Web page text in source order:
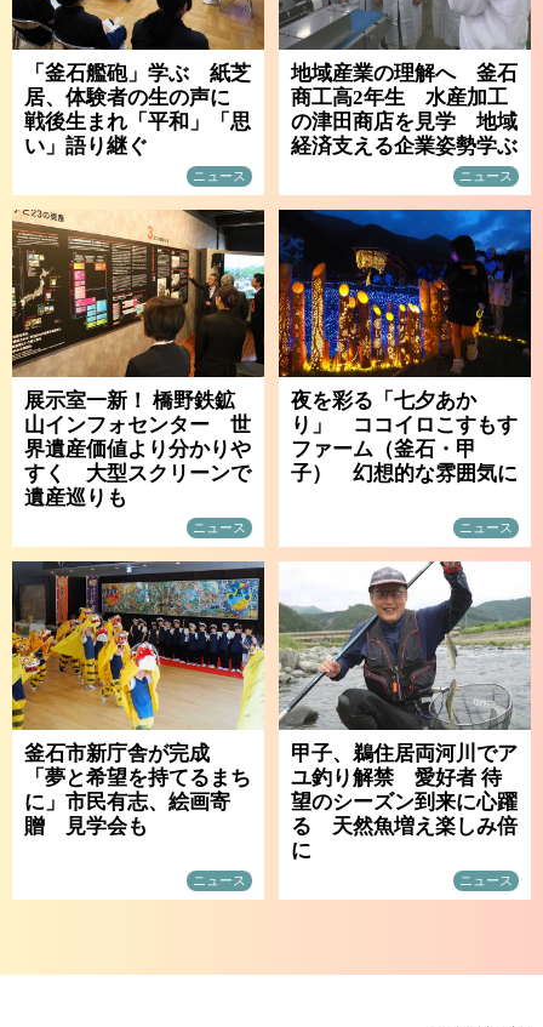
「釜石艦砲」学ぶ 紙芝
居、体験者の生の声に
戦後生まれ「平和」「思
い」語り継ぐ
ニュース
地域産業の理解へ 釜石
商工高2年生 水産加工
の津田商店を見学 地域
経済支える企業姿勢学ぶ
ニュース
展示室一新！ 橋野鉄鉱
山インフォセンター 世
界遺産価値より分かりや
すく 大型スクリーンで
遺産巡りも
ニュース
夜を彩る「七夕あか
り」 ココイロこすもす
ファーム（釜石・甲
子） 幻想的な雰囲気に
ニュース
釜石市新庁舎が完成
「夢と希望を持てるまち
に」市民有志、絵画寄
贈 見学会も
ニュース
甲子、鵜住居両河川でア
ユ釣り解禁 愛好者 待
望のシーズン到来に心躍
る 天然魚増え楽しみ倍
に
ニュース